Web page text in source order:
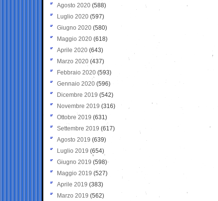
Agosto 2020 (588)
Luglio 2020 (597)
Giugno 2020 (580)
Maggio 2020 (618)
Aprile 2020 (643)
Marzo 2020 (437)
Febbraio 2020 (593)
Gennaio 2020 (596)
Dicembre 2019 (542)
Novembre 2019 (316)
Ottobre 2019 (631)
Settembre 2019 (617)
Agosto 2019 (639)
Luglio 2019 (654)
Giugno 2019 (598)
Maggio 2019 (527)
Aprile 2019 (383)
Marzo 2019 (562)